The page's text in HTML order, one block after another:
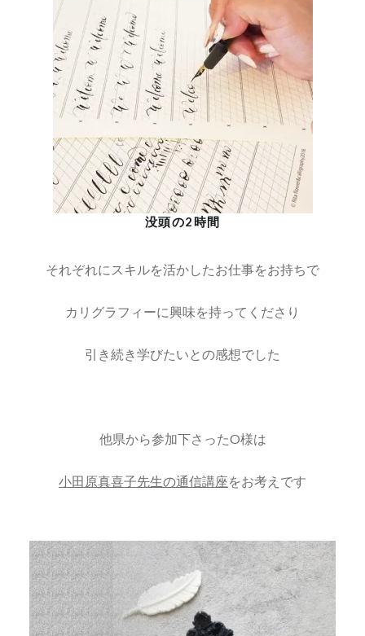
没頭の2時間
それぞれにスキルを活かしたお仕事をお持ちで
カリグラフィーに興味を持ってくださり
引き続き学びたいとの感想でした
他県から参加下さったO様は
小田原真喜子先生の通信講座をお考えです